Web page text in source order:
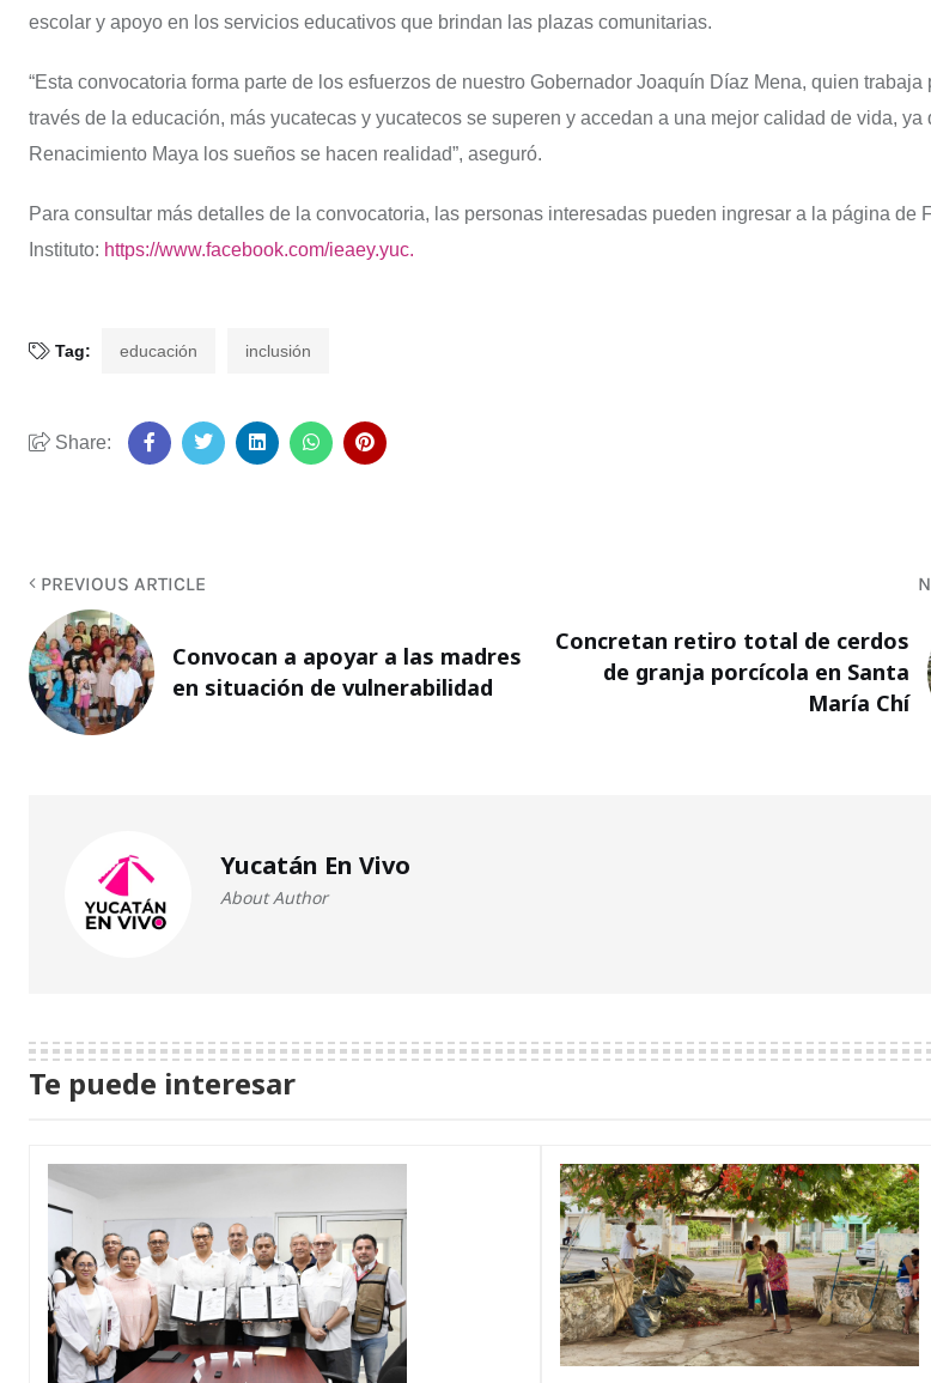
escolar y apoyo en los servicios educativos que brindan las plazas comunitarias.
“Esta convocatoria forma parte de los esfuerzos de nuestro Gobernador Joaquín Díaz Mena, quien trabaja
través de la educación, más yucatecas y yucatecos se superen y accedan a una mejor calidad de vida, ya
Renacimiento Maya los sueños se hacen realidad”, aseguró.
Para consultar más detalles de la convocatoria, las personas interesadas pueden ingresar a la página de
Instituto: https://www.facebook.com/ieaey.yuc.
Tag: educación inclusión
Share:
PREVIOUS ARTICLE
Convocan a apoyar a las madres
en situación de vulnerabilidad
Concretan retiro total de cerdos
de granja porcícola en Santa
María Chí
Yucatán En Vivo
About Author
Te puede interesar